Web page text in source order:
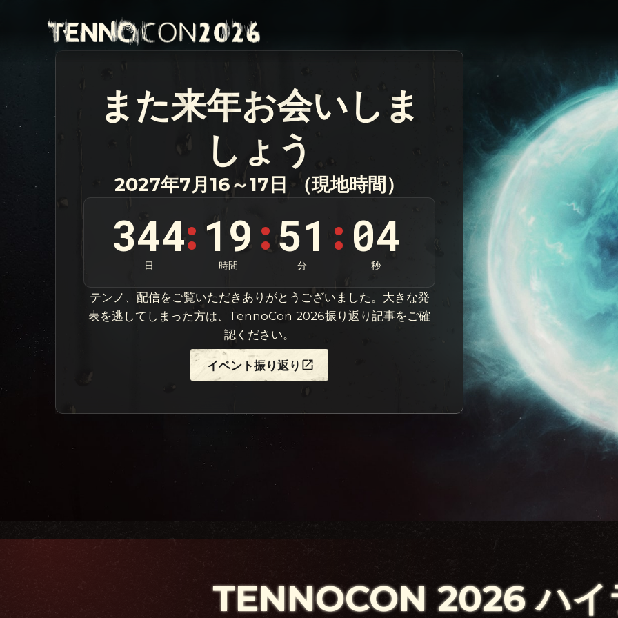
また来年お会いしま
しょう
2027年7月16～17日 （現地時間）
344
日
: 19
時間
:51
分
: 02
秒
テンノ、配信をご覧いただきありがとうございました。大きな発
表を逃してしまった方は、TennoCon 2026振り返り記事をご確
認ください。
イベント振り返り
TENNOCON 2026 ハイ